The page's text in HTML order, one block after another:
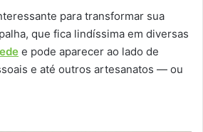
para transformar sua
que fica lindíssima em diversas
e pode aparecer ao lado de
e até outros artesanatos — ou